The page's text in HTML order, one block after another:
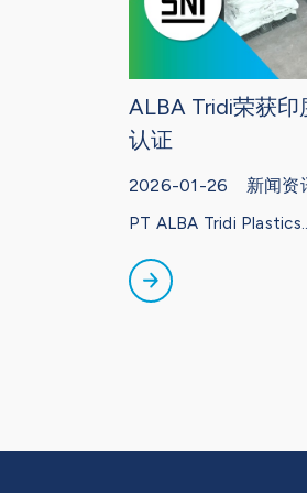
ALBA Tridi荣获
认证
2026-01-26 新闻资
PT ALBA Tridi